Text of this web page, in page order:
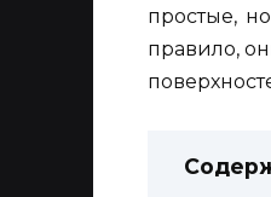
простые,
правило,